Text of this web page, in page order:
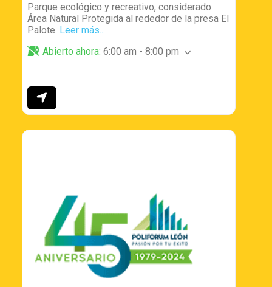
Parque ecológico y recreativo, considerado
Área Natural Protegida al rededor de la presa El
Palote. Leer más...
Abierto ahora: 6:00 am - 8:00 pm